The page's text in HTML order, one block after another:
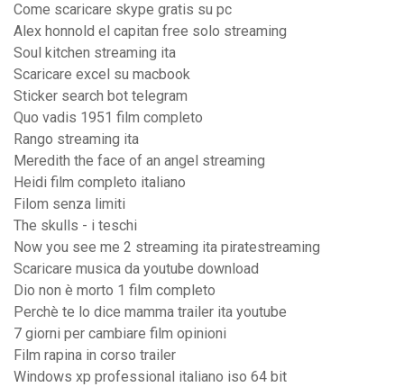
Come scaricare skype gratis su pc
Alex honnold el capitan free solo streaming
Soul kitchen streaming ita
Scaricare excel su macbook
Sticker search bot telegram
Quo vadis 1951 film completo
Rango streaming ita
Meredith the face of an angel streaming
Heidi film completo italiano
Filom senza limiti
The skulls - i teschi
Now you see me 2 streaming ita piratestreaming
Scaricare musica da youtube download
Dio non è morto 1 film completo
Perchè te lo dice mamma trailer ita youtube
7 giorni per cambiare film opinioni
Film rapina in corso trailer
Windows xp professional italiano iso 64 bit